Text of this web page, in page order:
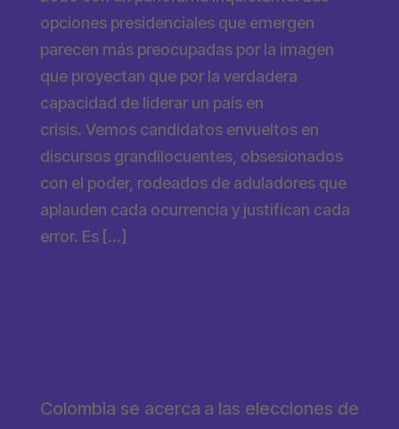
opciones presidenciales que emergen
parecen más preocupadas por la imagen
que proyectan que por la verdadera
capacidad de liderar un país en
crisis. Vemos candidatos envueltos en
discursos grandilocuentes, obsesionados
con el poder, rodeados de aduladores que
aplauden cada ocurrencia y justifican cada
error. Es […]
Colombia se acerca a las elecciones de